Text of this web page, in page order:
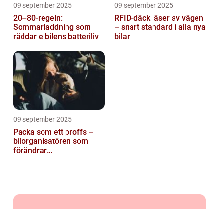
09 september 2025
20–80-regeln:
Sommarladdning som
räddar elbilens batteriliv
09 september 2025
RFID-däck läser av vägen
– snart standard i alla nya
bilar
09 september 2025
Packa som ett proffs –
bilorganisatören som
förändrar